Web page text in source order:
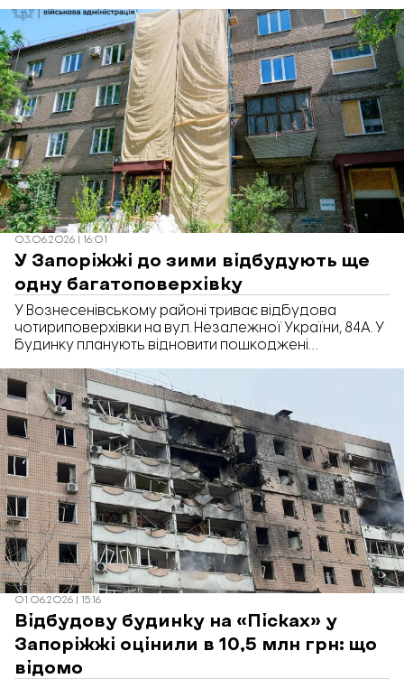
повідомляє «Відбудова. Запоріжжя» з посиланням
на Prozorro.
03.06.2026 | 16:01
У Запоріжжі до зими відбудують ще
одну багатоповерхівку
У Вознесенівському районі триває відбудова
чотириповерхівки на вул. Незалежної України, 84А. У
будинку планують відновити пошкоджені
під’їздах. Про це повідомив очільник Запорізької
обласної військової адміністрації Іван Федоров.
01.06.2026 | 15:16
Відбудову будинку на «Пісках» у
Запоріжжі оцінили в 10,5 млн грн: що
відомо